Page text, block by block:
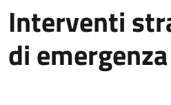
Interventi
di emergenza